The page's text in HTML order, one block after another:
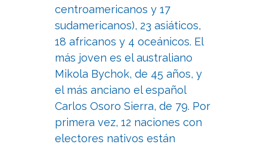
centroamericanos y 17
sudamericanos), 23 asiáticos,
18 africanos y 4 oceánicos. El
más joven es el australiano
Mikola Bychok, de 45 años, y
el más anciano el español
Carlos Osoro Sierra, de 79. Por
primera vez, 12 naciones con
electores nativos están